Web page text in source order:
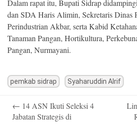
Dalam rapat itu, Bupati Sidrap
dan SDA Haris Alimin, Sekretaris Dinas
Perindustrian Akbar, serta Kabid
Tanaman Pangan, Hortikultura,
Pangan, Nurmayani.
pemkab sidrap Syaharuddin Alrif
navigation
← 14 ASN Ikuti Seleksi 4
Jabatan Strategis di